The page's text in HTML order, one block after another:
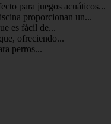
para juegos acuáticos...
proporcionan un...
es fácil de...
ofreciendo...
perros...